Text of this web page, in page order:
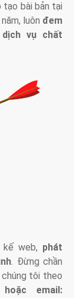
tạo bài bản tại
luôn đem
vụ chất
web, phát
. Đừng chần
chúng tôi theo
email: